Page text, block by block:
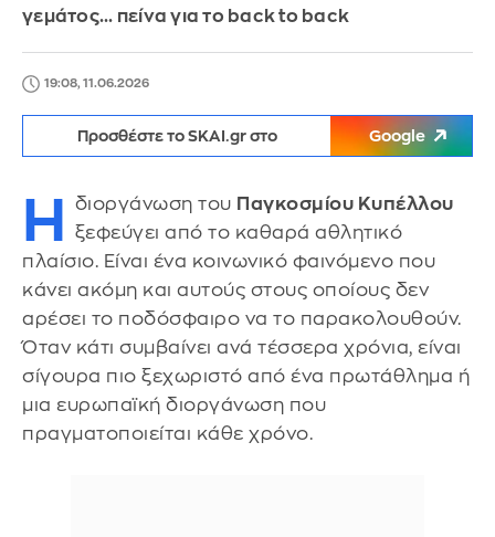
γεμάτος... πείνα για το back to back
19:08, 11.06.2026
Προσθέστε το SKAI.gr στο Google
Η διοργάνωση του Παγκοσμίου Κυπέλλου
ξεφεύγει από το καθαρά αθλητικό
πλαίσιο. Είναι ένα κοινωνικό φαινόμενο που
κάνει ακόμη και αυτούς στους οποίους δεν
αρέσει το ποδόσφαιρο να το παρακολουθούν.
Όταν κάτι συμβαίνει ανά τέσσερα χρόνια, είναι
σίγουρα πιο ξεχωριστό από ένα πρωτάθλημα ή
μια ευρωπαϊκή διοργάνωση που
πραγματοποιείται κάθε χρόνο.